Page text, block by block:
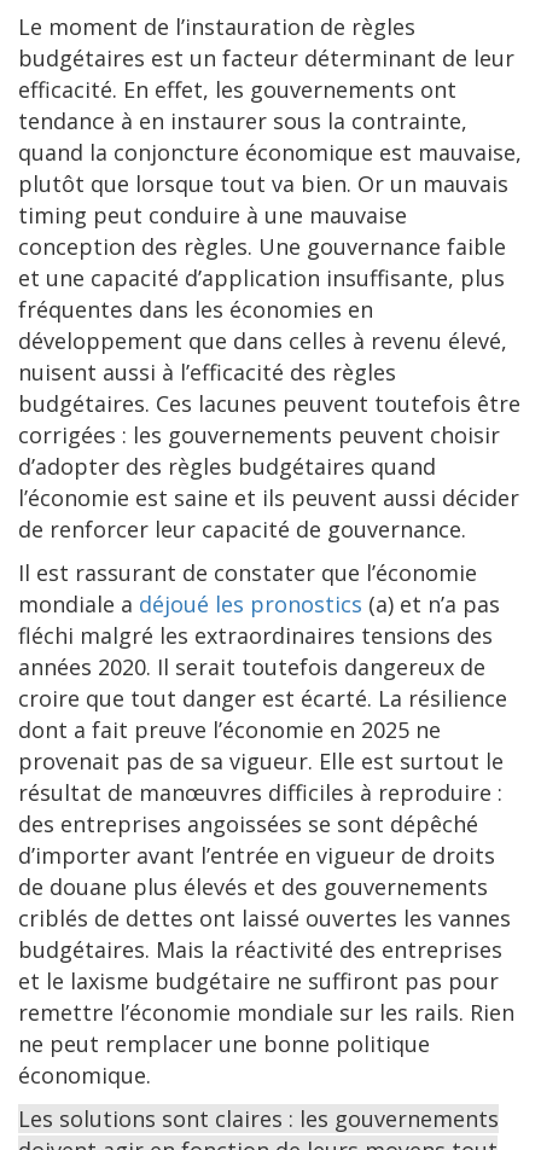
Le moment de l’instauration de règles
budgétaires est un facteur déterminant de leur
efficacité. En effet, les gouvernements ont
tendance à en instaurer sous la contrainte,
quand la conjoncture économique est mauvaise,
plutôt que lorsque tout va bien. Or un mauvais
timing peut conduire à une mauvaise
conception des règles. Une gouvernance faible
et une capacité d’application insuffisante, plus
fréquentes dans les économies en
développement que dans celles à revenu élevé,
nuisent aussi à l’efficacité des règles
budgétaires. Ces lacunes peuvent toutefois être
corrigées : les gouvernements peuvent choisir
d’adopter des règles budgétaires quand
l’économie est saine et ils peuvent aussi décider
de renforcer leur capacité de gouvernance.
Il est rassurant de constater que l’économie
mondiale a déjoué les pronostics (a) et n’a pas
fléchi malgré les extraordinaires tensions des
années 2020. Il serait toutefois dangereux de
croire que tout danger est écarté. La résilience
dont a fait preuve l’économie en 2025 ne
provenait pas de sa vigueur. Elle est surtout le
résultat de manœuvres difficiles à reproduire :
des entreprises angoissées se sont dépêché
d’importer avant l’entrée en vigueur de droits
de douane plus élevés et des gouvernements
criblés de dettes ont laissé ouvertes les vannes
budgétaires. Mais la réactivité des entreprises
et le laxisme budgétaire ne suffiront pas pour
remettre l’économie mondiale sur les rails. Rien
ne peut remplacer une bonne politique
économique.
Les solutions sont claires : les gouvernements